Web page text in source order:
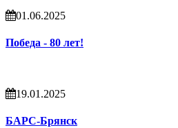
01.06.2025
Победа - 80 лет!
19.01.2025
БАРС-Брянск